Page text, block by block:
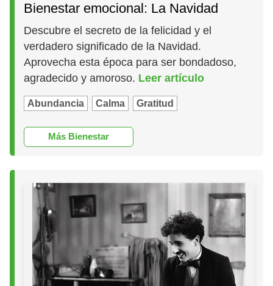
Bienestar emocional: La Navidad
Descubre el secreto de la felicidad y el
verdadero significado de la Navidad.
Aprovecha esta época para ser bondadoso,
agradecido y amoroso. Leer artículo
Abundancia Calma Gratitud
Más Bienestar